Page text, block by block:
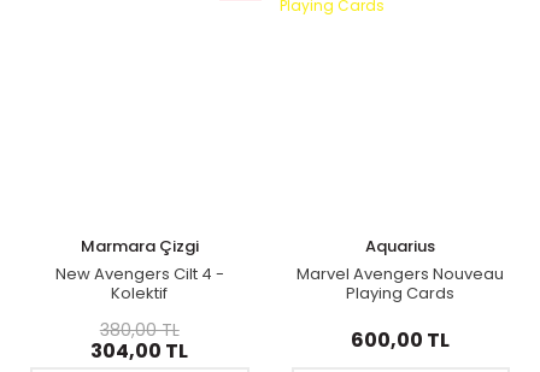
Marmara Çizgi
New Avengers Cilt 4 -
Kolektif
304,00 TL
380,00 TL
Aquarius
Marvel Avengers Nouveau
Playing Cards
600,00 TL